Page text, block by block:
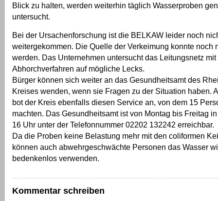
Blick zu halten, werden weiterhin täglich Wasserproben
untersucht.
Bei der Ursachenforschung ist die BELKAW leider noch
weitergekommen. Die Quelle der Verkeimung konnte noch
werden. Das Unternehmen untersucht das Leitungsnetz
Abhorchverfahren auf mögliche Lecks.
Bürger können sich weiter an das Gesundheitsamt des
Kreises wenden, wenn sie Fragen zu der Situation haben.
bot der Kreis ebenfalls diesen Service an, von dem 15
machten. Das Gesundheitsamt ist von Montag bis Freitag
16 Uhr unter der Telefonnummer 02202 132242 erreichbar.
Da die Proben keine Belastung mehr mit den coliformen
können auch abwehrgeschwächte Personen das Wasser
bedenkenlos verwenden.
Kommentar schreiben